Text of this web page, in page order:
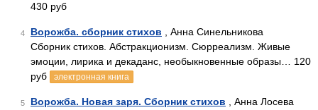
430 руб
4 Ворожба. сборник стихов , Анна Синельникова
Сборник стихов. Абстракционизм. Сюрреализм. Живые
эмоции, лирика и декаданс, необыкновенные образы… 120
руб
электронная книга
5 Ворожба. Новая заря. Сборник стихов , Анна Лосева